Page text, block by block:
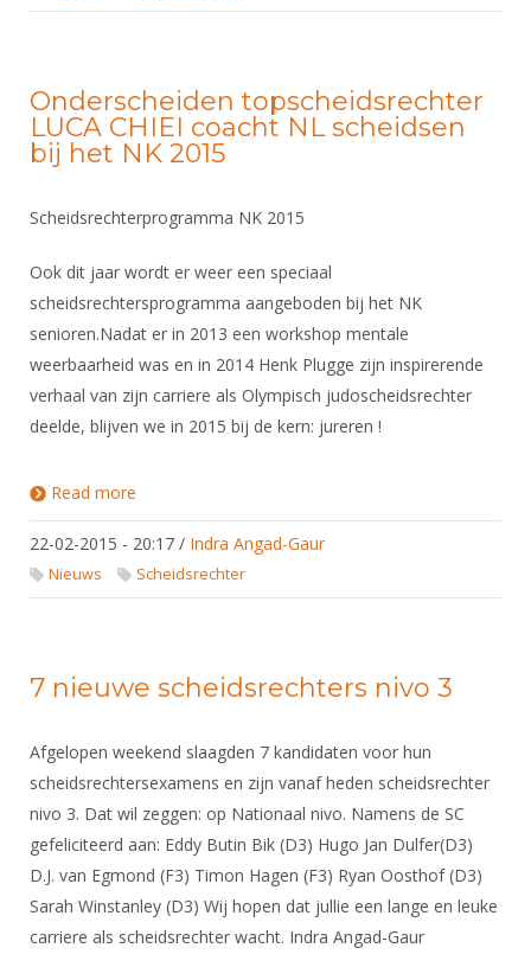
Onderscheiden topscheidsrechter
LUCA CHIEI coacht NL scheidsen
bij het NK 2015
Scheidsrechterprogramma NK 2015
Ook dit jaar wordt er weer een speciaal
scheidsrechtersprogramma aangeboden bij het NK
senioren.Nadat er in 2013 een workshop mentale
weerbaarheid was en in 2014 Henk Plugge zijn inspirerende
verhaal van zijn carriere als Olympisch judoscheidsrechter
deelde, blijven we in 2015 bij de kern: jureren !
Read more
22-02-2015 - 20:17 / Indra Angad-Gaur
Nieuws Scheidsrechter
7 nieuwe scheidsrechters nivo 3
Afgelopen weekend slaagden 7 kandidaten voor hun
scheidsrechtersexamens en zijn vanaf heden scheidsrechter
nivo 3. Dat wil zeggen: op Nationaal nivo. Namens de SC
gefeliciteerd aan: Eddy Butin Bik (D3) Hugo Jan Dulfer(D3)
D.J. van Egmond (F3) Timon Hagen (F3) Ryan Oosthof (D3)
Sarah Winstanley (D3) Wij hopen dat jullie een lange en leuke
carriere als scheidsrechter wacht. Indra Angad-Gaur